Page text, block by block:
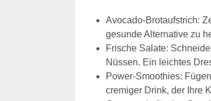
Avocado-Brotaufstrich:
gesunde Alternative zu
Frische Salate:
Nüssen. Ein leichtes
Power-Smoothies:
cremiger Drink, der Ihre